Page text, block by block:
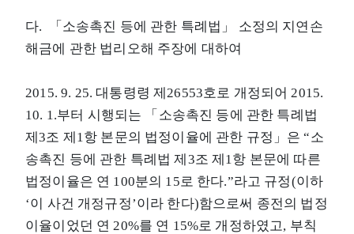
다. 「소송촉진 등에 관한 특례법」 소정의 지연손
해금에 관한 법리오해 주장에 대하여
2015. 9. 25. 대통령령 제26553호로 개정되어 2015.
10. 1.부터 시행되는 「소송촉진 등에 관한 특례법
제3조 제1항 본문의 법정이율에 관한 규정」은 “소
송촉진 등에 관한 특례법 제3조 제1항 본문에 따른
법정이율은 연 100분의 15로 한다.”라고 규정(이하
‘이 사건 개정규정’이라 한다)함으로써 종전의 법정
이율이었던 연 20%를 연 15%로 개정하였고, 부칙